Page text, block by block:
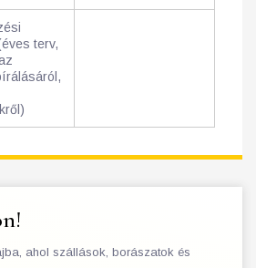
terv,
ahol szállások, borászatok és